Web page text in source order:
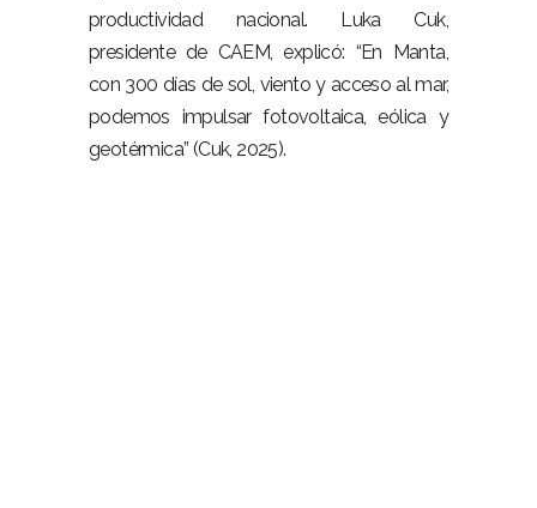
productividad nacional. Luka Cuk,
presidente de CAEM, explicó: “En Manta,
con 300 días de sol, viento y acceso al mar,
podemos impulsar fotovoltaica, eólica y
geotérmica” (Cuk, 2025).